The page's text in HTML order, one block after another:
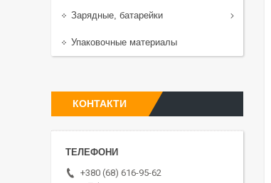
Зарядные, батарейки
Упаковочные материалы
КОНТАКТИ
+380 (68) 616-95-62